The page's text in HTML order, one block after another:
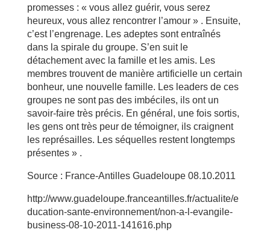
promesses : « vous allez guérir, vous serez
heureux, vous allez rencontrer l’amour » . Ensuite,
c’est l’engrenage. Les adeptes sont entraînés
dans la spirale du groupe. S’en suit le
détachement avec la famille et les amis. Les
membres trouvent de manière artificielle un certain
bonheur, une nouvelle famille. Les leaders de ces
groupes ne sont pas des imbéciles, ils ont un
savoir-faire très précis. En général, une fois sortis,
les gens ont très peur de témoigner, ils craignent
les représailles. Les séquelles restent longtemps
présentes » .
Source : France-Antilles Guadeloupe 08.10.2011
http://www.guadeloupe.franceantilles.fr/actualite/e
ducation-sante-environnement/non-a-l-evangile-
business-08-10-2011-141616.php